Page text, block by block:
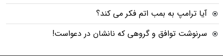
آیا ترامپ به بمب اتم فکر می کند؟
سرنوشت توافق و گروهی که نانشان در دعواست!